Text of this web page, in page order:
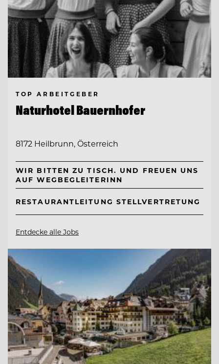
TOP ARBEITGEBER
Naturhotel Bauernhofer
8172 Heilbrunn, Österreich
WIR BITTEN ZU TISCH. UND FREUEN UNS
AUF WEGBEGLEITERINN
RESTAURANTLEITUNG STELLVERTRETUNG
Entdecke alle Jobs